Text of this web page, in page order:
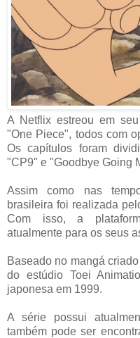
A Netflix estreou em
"One Piece", todos com
Os capítulos foram
"CP9" e "Goodbye Going
Assim como nas
brasileira foi realizada
Com isso, a
atualmente para os seus
Baseado no mangá
do estúdio Toei
japonesa em 1999.
A série possui
também pode ser